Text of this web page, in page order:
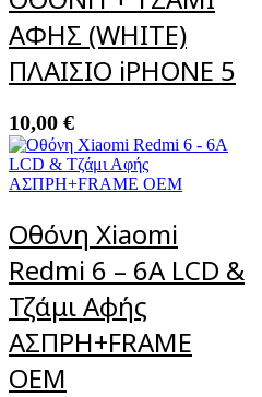
ΑΦΗΣ (WHITE)
ΠΛΑΙΣΙΟ iPHONE 5
10,00 €
Οθόνη Xiaomi
Redmi 6 – 6A LCD &
Τζάμι Αφής
ΑΣΠΡΗ+FRAME
OEM